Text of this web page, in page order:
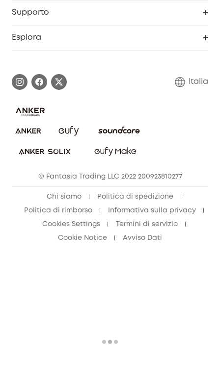
Supporto
Annulla ordine
Esplora
Contattaci
Italia
© Fantasia Trading LLC 2022 200923810277
Chi siamo Politica di spedizione
Politica di rimborso Informativa sulla privacy
Cookies Settings Termini di servizio
Cookie Notice Avviso Dati